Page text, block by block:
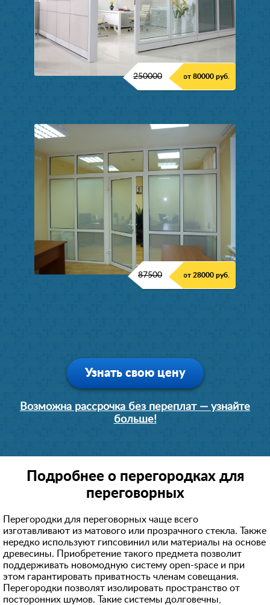
250000 от 80000 руб.
87500 от 28000 руб.
Узнать свою цену
Возможна рассрочка без переплат — узнайте
больше!
Подробнее о перегородках для
переговорных
Перегородки для переговорных чаще всего
изготавливают из матового или прозрачного стекла. Также
нередко используют гипсовинил или материалы на основе
древесины. Приобретение такого предмета позволит
поддерживать новомодную систему open-space и при
этом гарантировать приватность членам совещания.
Перегородки позволят изолировать пространство от
посторонних шумов. Такие системы долговечны,